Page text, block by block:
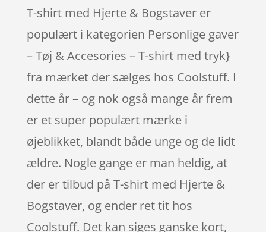
T-shirt med Hjerte & Bogstaver er
populært i kategorien Personlige gaver
– Tøj & Accesories – T-shirt med tryk}
fra mærket der sælges hos Coolstuff. I
dette år – og nok også mange år frem
er et super populært mærke i
øjeblikket, blandt både unge og de lidt
ældre. Nogle gange er man heldig, at
der er tilbud på T-shirt med Hjerte &
Bogstaver, og ender ret tit hos
Coolstuff. Det kan siges ganske kort,